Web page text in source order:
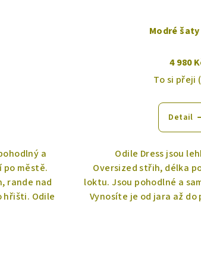
a
po městě.
rande nad
hřišti. Odile
Modré
4 980
To si přeji
Detail
Odile Dress jsou
Oversized střih, délka
loktu. Jsou pohodlné a
Vynosíte je od jara až